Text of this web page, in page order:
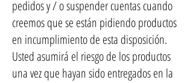
pedidos y / o suspender cuentas cuando
creemos que se están pidiendo productos
en incumplimiento de esta disposición.
Usted asumirá el riesgo de los productos
una vez que hayan sido entregados en la